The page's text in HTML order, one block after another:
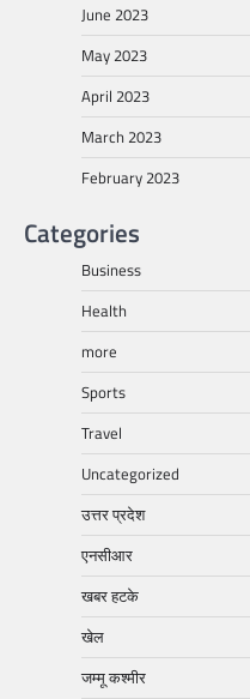
June 2023
May 2023
April 2023
March 2023
February 2023
Categories
Business
Health
more
Sports
Travel
Uncategorized
उत्तर प्रदेश
एनसीआर
खबर हटके
खेल
जम्मू कश्मीर